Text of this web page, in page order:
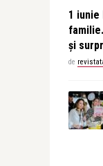
1 iunie
și
de